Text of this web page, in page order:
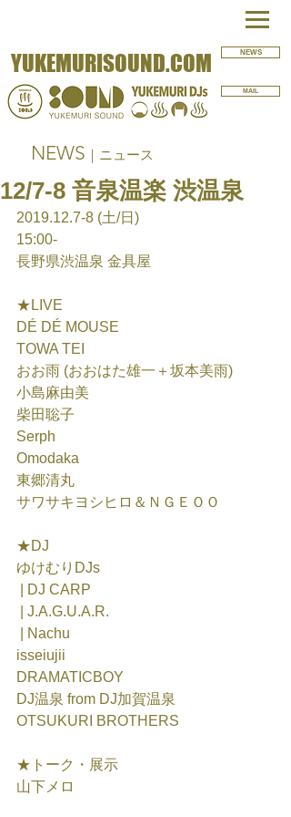
YUKEMURISOUND.COM NEWS
MAIL
NEWS ｜ニュース
12/7-8 音泉温楽 渋温泉
2019.12.7-8 (土/日)
15:00-
長野県渋温泉 金具屋
★LIVE
DÉ DÉ MOUSE
TOWA TEI
おお雨 (おおはた雄一＋坂本美雨)
小島麻由美
柴田聡子
Serph
Omodaka
東郷清丸
サワサキヨシヒロ＆ＮＧＥＯＯ
★DJ
ゆけむりDJs
| DJ CARP
| J.A.G.U.A.R.
| Nachu
isseiujii
DRAMATICBOY
DJ温泉 from DJ加賀温泉
OTSUKURI BROTHERS
★トーク・展示
山下メロ